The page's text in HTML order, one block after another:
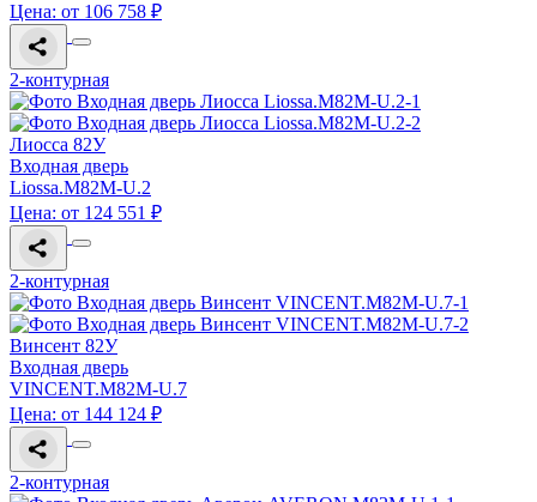
Цена: от 106 758 ₽
2-контурная
Лиосса 82У
Входная дверь
Liossa.M82M-U.2
Цена: от 124 551 ₽
2-контурная
Винсент 82У
Входная дверь
VINCENT.M82M-U.7
Цена: от 144 124 ₽
2-контурная